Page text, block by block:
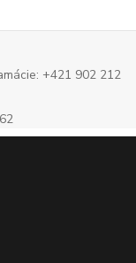
+421 902 212